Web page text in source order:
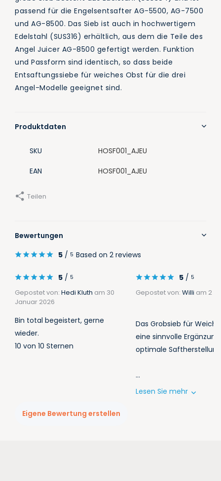
passend für die Engelsentsafter AG-5500, AG-7500
und AG-8500. Das Sieb ist auch in hochwertigem
Edelstahl (SUS316) erhältlich, aus dem die Teile des
Angel Juicer AG-8500 gefertigt werden. Funktion
und Passform sind identisch, so dass beide
Entsaftungssiebe für weiches Obst für die drei
Angel-Modelle geeignet sind.
Produktdaten
SKU HOSF001_AJEU
EAN HOSF001_AJEU
Teilen
Bewertungen
5 / 5 Based on 2 reviews
5 / 5
Gepostet von: Hedi Kluth am 30
Januar 2026
Bin total begeistert, gerne
wieder.
10 von 10 Sternen
5 / 5
Gepostet von: Willi am 2
Das Grobsieb für
eine sinnvolle
optimale
...
Lesen Sie mehr
Eigene Bewertung erstellen